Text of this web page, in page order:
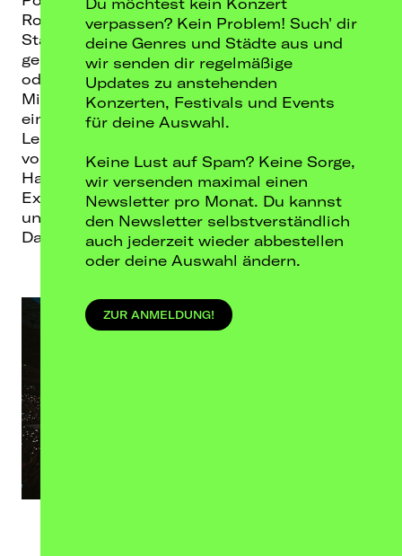
Rock, Pop, Electronic, Podcast, Klassik,
Stand-Up oder Lesung – Gesprochen oder
gesungen, geschrien oder geflüstert, fordernd
oder unterhaltend.
Mit Vertikal Concerts haben wir 2019 zudem
ein Sublabel von Landstreicher Konzerte ins
Leben gerufen, das tief in den Untergrund
vordringt und alle Genres von Punk /
Hardcore über Wave-Noisige
Experimentalmusik bis hin zu den mittlerweile
unzählbaren Metal-Variationen unter einem
Dach versammelt.
Du möchtest kein Konzert
verpassen? Kein Problem! Such' dir
deine Genres und Städte aus und
wir senden dir regelmäßige
Updates zu anstehenden
Konzerten, Festivals und Events
für deine Auswahl.
Keine Lust auf Spam? Keine Sorge,
wir versenden maximal einen
Newsletter pro Monat. Du kannst
den Newsletter selbstverständlich
auch jederzeit wieder abbestellen
oder deine Auswahl ändern.
ZUR ANMELDUNG!